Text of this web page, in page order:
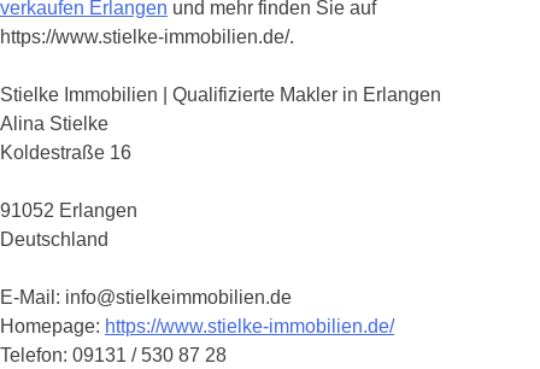
verkaufen Erlangen und mehr finden Sie auf
https://www.stielke-immobilien.de/.
Stielke Immobilien | Qualifizierte Makler in Erlangen
Alina Stielke
Koldestraße 16
91052 Erlangen
Deutschland
E-Mail: info@stielkeimmobilien.de
Homepage: https://www.stielke-immobilien.de/
Telefon: 09131 / 530 87 28